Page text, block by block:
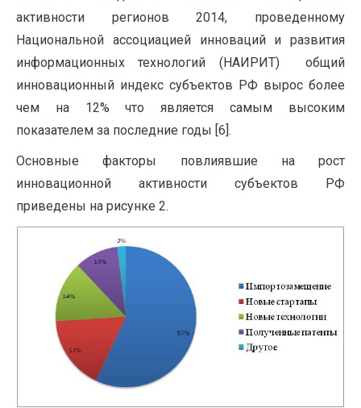
активности регионов 2014, проведенному
Национальной ассоциацией инноваций и развития
информационных технологий (НАИРИТ) общий
инновационный индекс субъектов РФ вырос более
чем на 12% что является самым высоким
показателем за последние годы [6].
Основные факторы повлиявшие на рост
инновационной активности субъектов РФ
приведены на рисунке 2.